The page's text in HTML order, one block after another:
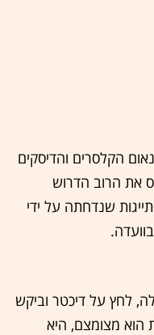
הקלסרים והדיסקים
את הרוב הדרוש
שנדחתה על ידי
לחץ על דיכטר וביקש
הוא מצומצם, היא